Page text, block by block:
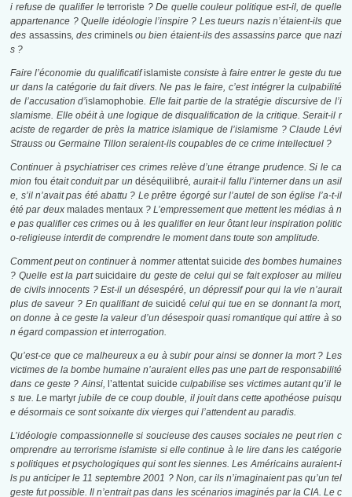
i refuse de qualifier leterroriste ? De quelle couleur politique est-il, de quelle
appartenance ? Quelle idéologie l’inspire ? Les tueurs nazis n’étaient-ils que
des assassins, des criminelsou bien étaient-ils des assassins parce que nazi
s ?
Faire l’économie du qualificatifislamiste consiste à faire entrer le geste du tue
ur dans la catégorie du fait divers. Ne pas le faire, c’est intégrer la culpabilité
de l’accusation d’islamophobie. Elle fait partie de la stratégie discursive de l’i
slamisme. Elle obéit à une logique de disqualification de la critique. Serait-il r
aciste de regarder de près la matrice islamique de l’islamisme ? Claude Lévi
Strauss ou Germaine Tillon seraient-ils coupables de ce crime intellectuel ?
Continuer à psychiatriser ces crimes relève d’une étrange prudence. Si le ca
mion fou était conduit par undéséquilibré, aurait-il fallu l’interner dans un asil
e, s’il n’avait pas été abattu ? Le prêtre égorgé sur l’autel de son église l’a-t-il
été par deux malades mentaux? L’empressement que mettent les médias à n
e pas qualifier ces crimes ou à les qualifier en leur ôtant leur inspiration politic
o-religieuse interdit de comprendre le moment dans toute son amplitude.
Comment peut on continuer à nommerattentat suicide des bombes humaines
? Quelle est la partsuicidairedu geste de celui qui se fait exploser au milieu
de civils innocents ? Est-il un désespéré, un dépressif pour qui la vie n’aurait
plus de saveur ? En qualifiant desuicidé celui qui tue en se donnant la mort,
on donne à ce geste la valeur d’un désespoir quasi romantique qui attire à so
n égard compassion et interrogation.
Qu’est-ce que ce malheureux a eu à subir pour ainsi se donner la mort ? Les
victimes de la bombe humaine n’auraient elles pas une part de responsabilité
dans ce geste ? Ainsi, l’attentat suicide culpabilise ses victimes autant qu’il le
s tue. Lemartyrjubile de ce coup double, il jouit dans cette apothéose puisqu
e désormais ce sont soixante dix vierges qui l’attendent au paradis.
L’idéologie compassionnelle si soucieuse des causes sociales ne peut rien c
omprendre au terrorisme islamiste si elle continue à le lire dans les catégorie
s politiques et psychologiques qui sont les siennes. Les Américains auraient-i
ls pu anticiper le 11 septembre 2001 ? Non, car ils n’imaginaient pas qu’un tel
geste fut possible. Il n’entrait pas dans les scénarios imaginés par la CIA. Le c